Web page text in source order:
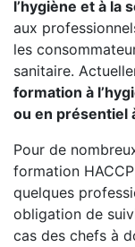
l’hygiène et à la
aux
les
sanitaire.
formation à
ou en présentiel
Pour de
formation
quelques
obligation de
cas des chefs à